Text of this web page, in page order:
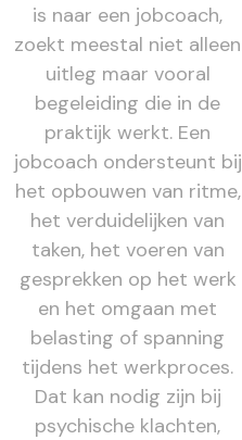
is naar een jobcoach,
zoekt meestal niet alleen
uitleg maar vooral
begeleiding die in de
praktijk werkt. Een
jobcoach ondersteunt bij
het opbouwen van ritme,
het verduidelijken van
taken, het voeren van
gesprekken op het werk
en het omgaan met
belasting of spanning
tijdens het werkproces.
Dat kan nodig zijn bij
psychische klachten,